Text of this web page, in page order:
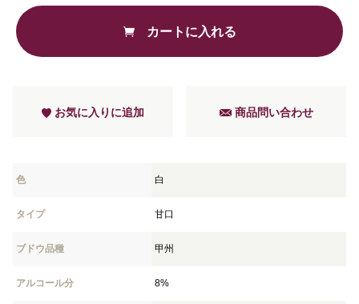
カートに入れる
お気に入りに追加 商品問い合わせ
色 白
タイプ 甘口
ブドウ品種 甲州
アルコール分 8%